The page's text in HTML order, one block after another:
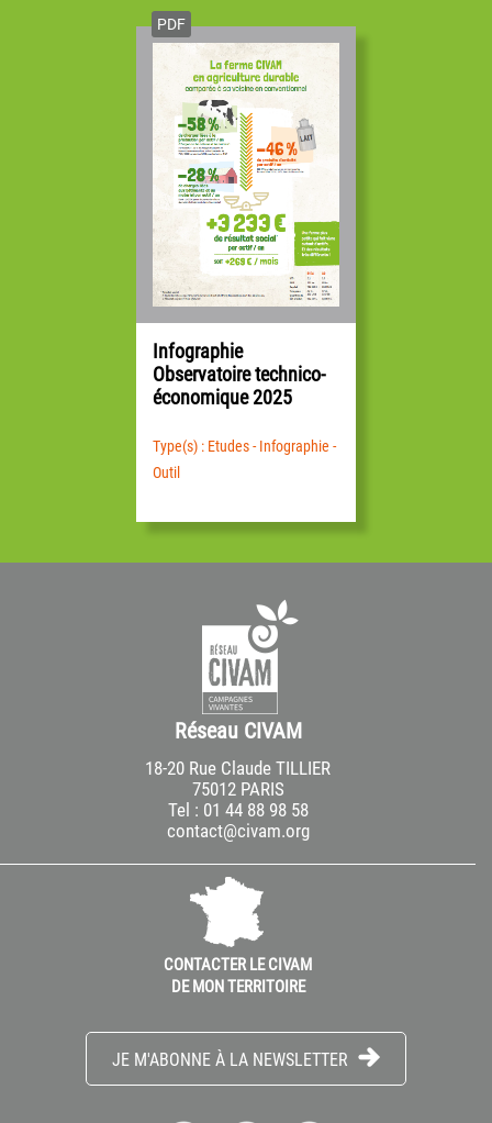
PDF
Infographie
Observatoire technico-
économique 2025
Type(s) : Etudes - Infographie -
Outil
Réseau CIVAM
18-20 Rue Claude TILLIER
75012 PARIS
Tel : 01 44 88 98 58
contact@civam.org
CONTACTER LE CIVAM
DE MON TERRITOIRE
JE M'ABONNE À LA NEWSLETTER